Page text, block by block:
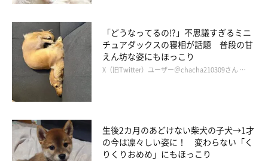
「デリケートなコで、うちに来た当初はどこまで慣れるか不安で
した。お散歩中に他の犬とすれ違うだけでパニックになっていま
した。人間にもビクビクし、最初はゲージから出てこないときも
ありました」
そんなくぅちゃんも、今はすっかり甘えん坊になり、飼い主さん
の後をどこまでもついてくるのだとか。
「どうなってるの!?」不思議すぎるミニ
チュアダックスの寝相が話題 普段の甘
えん坊な姿にもほっこり
X（旧Twitter）ユーザー＠chacha210309さん …
生後2カ月のあどけない柴犬の子犬→1才
の今は凛々しい姿に！ 変わらない「く
りくりおめめ」にもほっこり